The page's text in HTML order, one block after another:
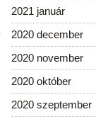
2021 január
2020 december
2020 november
2020 október
2020 szeptember